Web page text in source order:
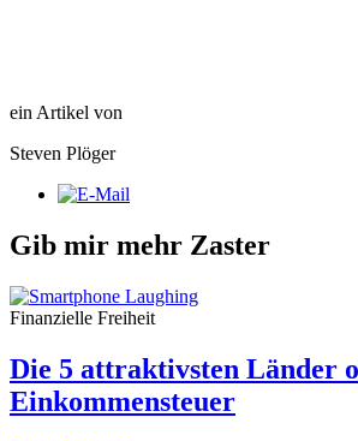
ein Artikel von
Steven Plöger
Gib mir mehr Zaster
Finanzielle Freiheit
Die 5 attraktivsten Länder
Einkommensteuer